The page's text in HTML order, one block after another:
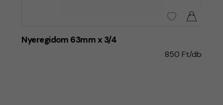
Nyeregidom 63mm x 3/4
850 Ft/db